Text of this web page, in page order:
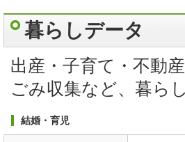
暮らしデータ
出産・子育て・不動
ごみ収集など、暮ら
結婚・育児